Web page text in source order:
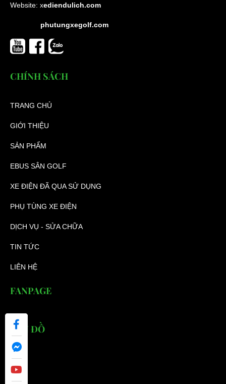
Website: xediendulich.com
phutungxegolf.com
CHÍNH SÁCH
TRANG CHỦ
GIỚI THIỆU
SẢN PHẨM
EBUS SÂN GOLF
XE ĐIỆN ĐÃ QUA SỬ DỤNG
PHỤ TÙNG XE ĐIỆN
DỊCH VỤ - SỬA CHỮA
TIN TỨC
LIÊN HỆ
FANPAGE
BẢN ĐỒ